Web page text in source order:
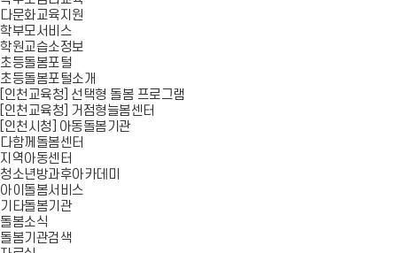
다문화교육지원
학부모서비스
학원교습소정보
초등돌봄포털
초등돌봄포털소개
[인천교육청] 선택형 돌봄 프로그램
[인천교육청] 거점형늘봄센터
[인천시청] 아동돌봄기관
다함께돌봄센터
지역아동센터
청소년방과후아카데미
아이돌봄서비스
기타돌봄기관
돌봄소식
돌봄기관검색